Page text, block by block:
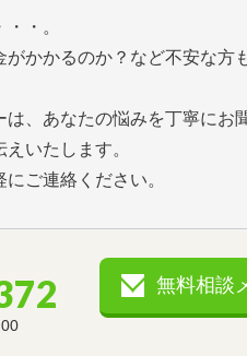
・。
かかるのか？など不安な方
、あなたの悩みを丁寧にお
いたします。
ご連絡ください。
無料相談